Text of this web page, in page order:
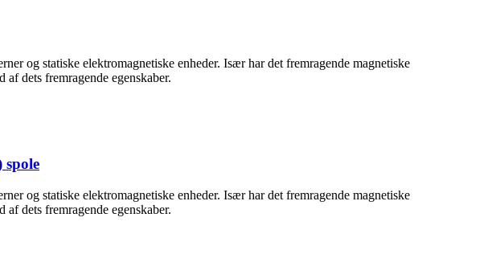
og statiske elektromagnetiske enheder. Især har det fremragende magnetiske
dets fremragende egenskaber.
og statiske elektromagnetiske enheder. Især har det fremragende magnetiske
dets fremragende egenskaber.